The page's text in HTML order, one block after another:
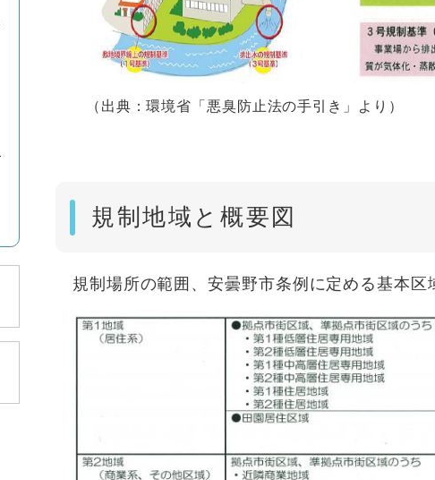
（出典：環境省「悪臭防止法の手引き」より）
規制地域と概要図
規制場所の範囲、安曇野市条例に定める基本区